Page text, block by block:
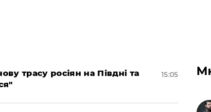
трасу росіян на Півдні та
15:05